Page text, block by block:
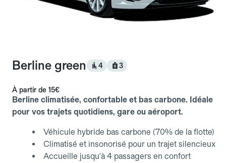
Berline green 4 3
À partir de 15€
Berline climatisée, confortable et bas carbone. Idéale
pour vos trajets quotidiens, gare ou aéroport.
Véhicule hybride bas carbone (70% de la flotte)
Climatisé et insonorisé pour un trajet silencieux
Accueille jusqu'à 4 passagers en confort